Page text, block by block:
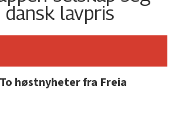
lavpris
To høstnyheter fra Freia